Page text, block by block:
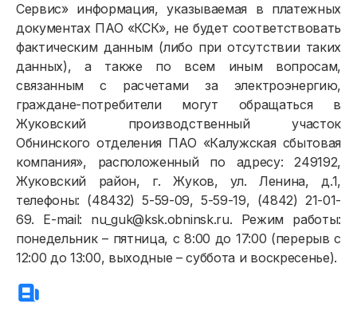
Сервис» информация, указываемая в платежных
документах ПАО «КСК», не будет соответствовать
фактическим данным (либо при отсутствии таких
данных), а также по всем иным вопросам,
связанным с расчетами за электроэнергию,
граждане-потребители могут обращаться в
Жуковский производственный участок
Обнинского отделения ПАО «Калужская сбытовая
компания», расположенный по адресу: 249192,
Жуковский район, г. Жуков, ул. Ленина, д.1,
телефоны: (48432) 5-59-09, 5-59-19, (4842) 21-01-
69. E-mail: nu_guk@ksk.obninsk.ru. Режим работы:
понедельник – пятница, с 8:00 до 17:00 (перерыв с
12:00 до 13:00, выходные – суббота и воскресенье).